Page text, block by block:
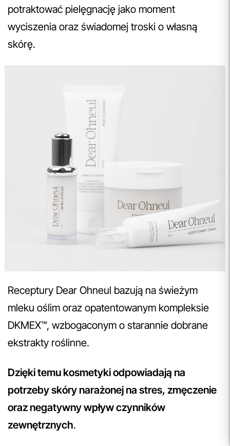
potraktować pielęgnację jako moment
wyciszenia oraz świadomej troski o własną
skórę.
Receptury Dear Ohneul bazują na świeżym
mleku oślim oraz opatentowanym kompleksie
DKMEX™, wzbogaconym o starannie dobrane
ekstrakty roślinne.
Dzięki temu kosmetyki odpowiadają na
potrzeby skóry narażonej na stres, zmęczenie
oraz negatywny wpływ czynników
zewnętrznych.